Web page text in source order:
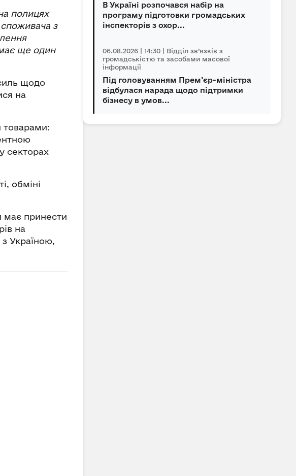
полицях
з
ще один
щодо
на
товарами:
секторах
обміні
має принести
на
Україною,
В Україні розпочався набір на
програму підготовки громадських
інспекторів з охор...
06.08.2026 | 14:30 | Відділ зв’язків з
громадськістю та засобами масової
інформації
Під головуванням Прем’єр-міністра
відбулася нарада щодо підтримки
бізнесу в умов...